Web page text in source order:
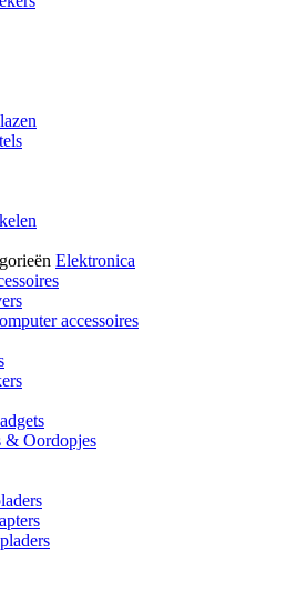
Elektronica
accessoires
& Oordopjes